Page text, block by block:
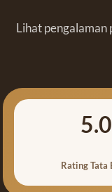
Lihat pengalaman
5.0
Rating Tata